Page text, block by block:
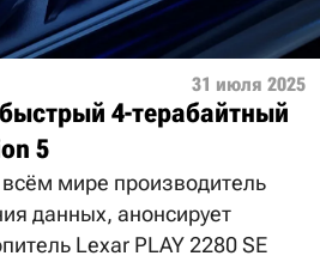
31 июля 2025
4-терабайтный
5
мире производитель
данных, анонсирует
Lexar PLAY 2280 SE